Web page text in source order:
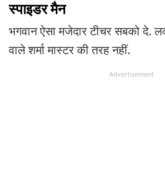
स्पाइडर मैन
भगवान ऐसा मजेदार टीचर सबको दे.
वाले शर्मा मास्टर की तरह नहीं.
Advertisement